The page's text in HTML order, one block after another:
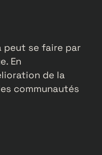
peut se faire par
En
de la
communautés